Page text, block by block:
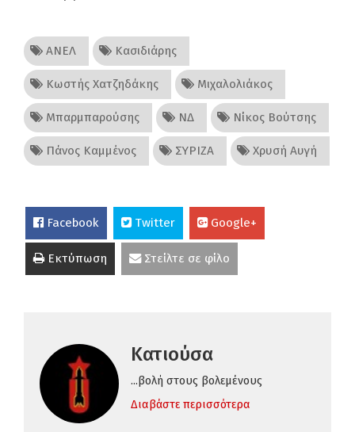
ΑΝΕΛ Κασιδιάρης
Κωστής Χατζηδάκης Μιχαλολιάκος
Μπαρμπαρούσης ΝΔ Νίκος Βούτσης
Πάνος Καμμένος ΣΥΡΙΖΑ Χρυσή Αυγή
Facebook Twitter Google+
Εκτύπωση Στείλτε σε φίλο
Κατιούσα
...βολή στους βολεμένους
Διαβάστε περισσότερα